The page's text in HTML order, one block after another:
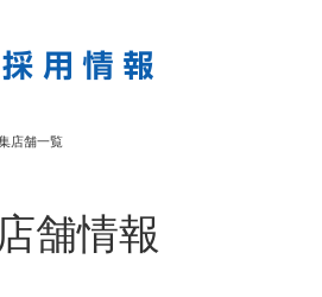
店舗一覧
舗情報